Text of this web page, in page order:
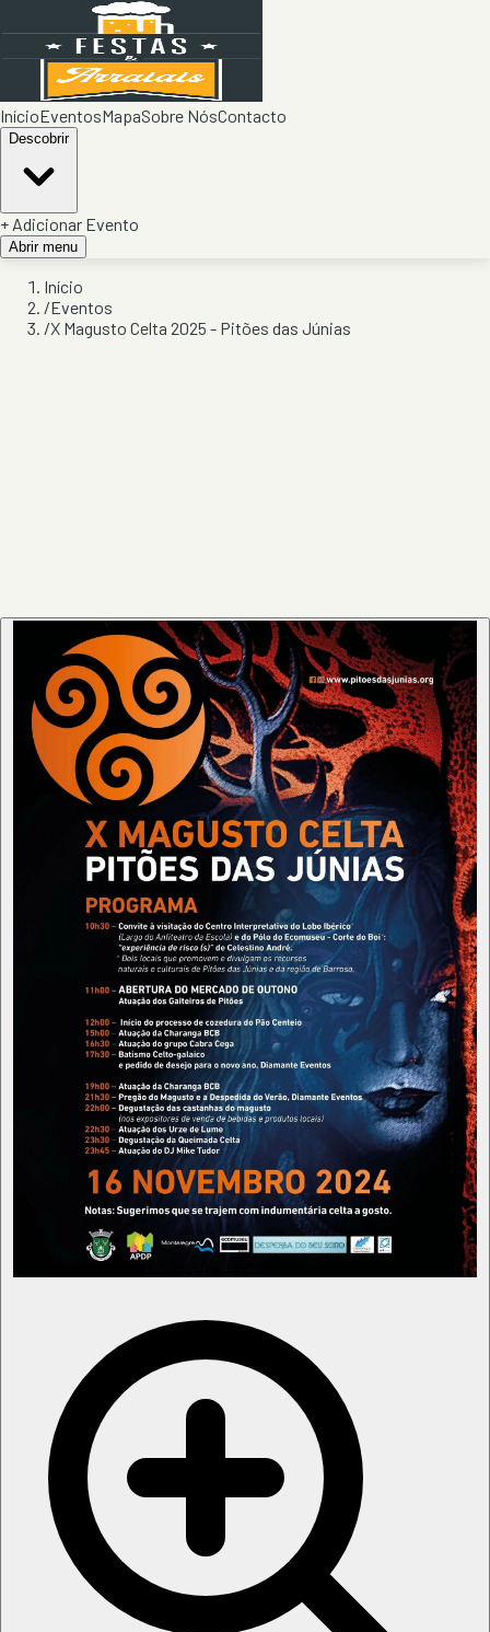
InícioEventosMapaSobre NósContacto
Descobrir
+ Adicionar Evento
Abrir menu
Início
/Eventos
/X Magusto Celta 2025 - Pitões das Júnias